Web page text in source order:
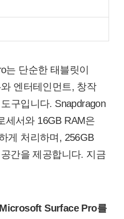
는 단순한 태블릿이
엔터테인먼트, 창작
구입니다. Snapdragon
세서와 16GB RAM은
게 처리하며, 256GB
간을 제공합니다. 지금
Surface Pro를